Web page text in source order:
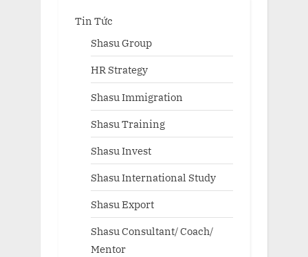
Tin Tức
Shasu Group
HR Strategy
Shasu Immigration
Shasu Training
Shasu Invest
Shasu International Study
Shasu Export
Shasu Consultant/ Coach/
Mentor